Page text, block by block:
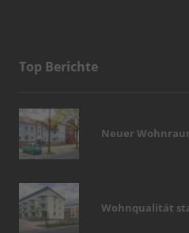
Top Berichte
Neuer
Wohnqualität